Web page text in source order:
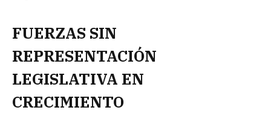
FUERZAS SIN
REPRESENTACIÓN
LEGISLATIVA EN
CRECIMIENTO